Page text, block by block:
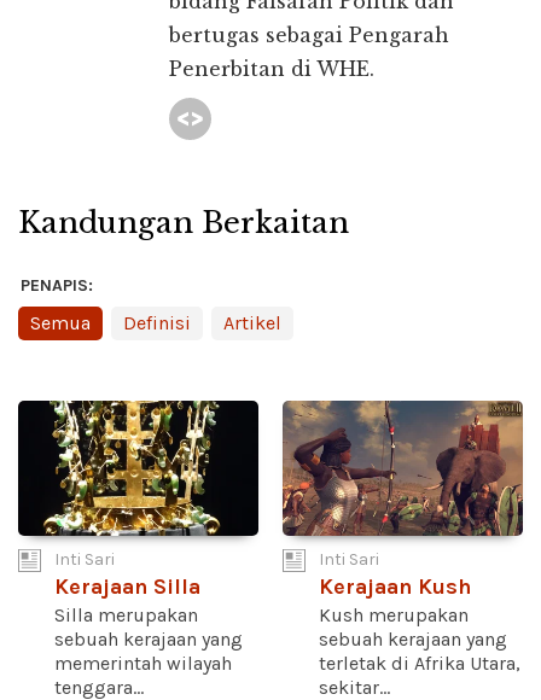
bertugas sebagai Pengarah
Penerbitan di WHE.
Kandungan Berkaitan
PENAPIS:
Semua Definisi Artikel
Inti Sari
Kerajaan Silla
Silla merupakan
sebuah kerajaan yang
memerintah wilayah
tenggara...
Inti Sari
Kerajaan Kush
Kush merupakan
sebuah kerajaan yang
terletak di Afrika Utara,
sekitar...